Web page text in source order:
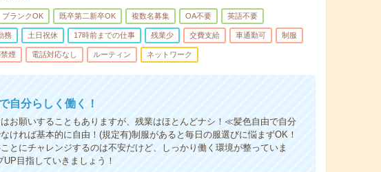
ブランクOK 既卒第二新卒OK 複数名募集 OA不要 英語不要
務 土日祝休 17時前までの仕事 残業少 交費支給 車通勤可 制服
煙 電話対応なし ルーティン ネットワーク
自分らしく働く！
お願いすることもありますが、残業はほとんどナシ！≪髪色自由で自分
ければ基本的に自由！(規定有)制服があると毎日の服選びに悩まずOK！
にチャレンジするのは不安だけど、しっかり働く環境が整っていま
目指していきましょう！